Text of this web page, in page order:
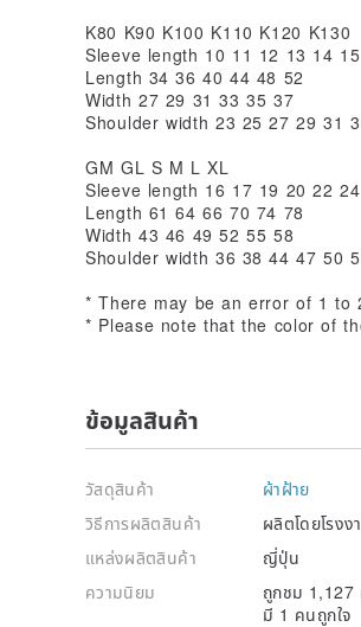
K80 K90 K100 K110 K120 K130
Sleeve length 10 11 12 13 14 15
Length 34 36 40 44 48 52
Width 27 29 31 33 35 37
Shoulder width 23 25 27 29 31
GM GL S M L XL
Sleeve length 16 17 19 20 22 24
Length 61 64 66 70 74 78
Width 43 46 49 52 55 58
Shoulder width 36 38 44 47 50
* There may be an error of 1 to
* Please note that the color of
ข้อมูลสินค้า
วัสดุสินค้า
ผ้าฝ้าย
วิธีการผลิตสินค้า
ผลิตโดยโรงง
แหล่งผลิตสินค้า
ญี่ปุ่น
ความนิยม
ถูกชม 1,127
มี 1 คนถูกใจ